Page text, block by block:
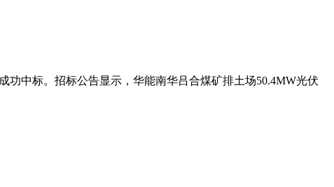
功中标。招标公告显示，华能南华吕合煤矿排土场50.4MW光伏